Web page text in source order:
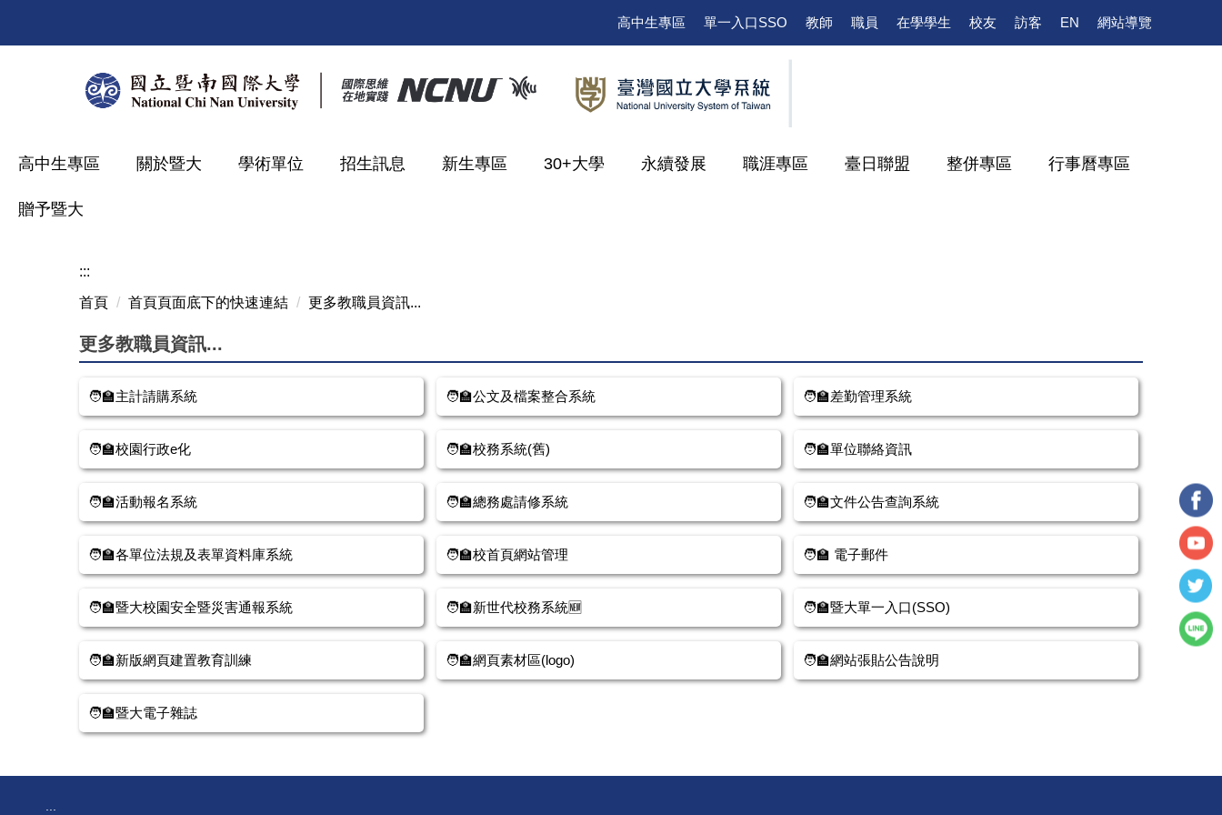
高中生專區 單一入口SSO 教師 職員 在學學生 校友 訪客 EN 網站導覽
高中生專區 關於暨大 學術單位 招生訊息 新生專區 30+大學 永續發展 職涯專區 臺日聯盟 整併專區 行事曆專區
贈予暨大
:::
首頁
首頁頁面底下的快速連結 更多教職員資訊...
更多教職員資訊...
🧑‍🏫主計請購系統 🧑‍🏫公文及檔案整合系統 🧑‍🏫差勤管理系統
🧑‍🏫校園行政e化 🧑‍🏫校務系統(舊) 🧑‍🏫單位聯絡資訊
🧑‍🏫活動報名系統 🧑‍🏫總務處請修系統 🧑‍🏫文件公告查詢系統
🧑‍🏫各單位法規及表單資料庫系統 🧑‍🏫校首頁網站管理 🧑‍🏫 電子郵件
🧑‍🏫暨大校園安全暨災害通報系統 🧑‍🏫新世代校務系統🆕 🧑‍🏫暨大單一入口(SSO)
🧑‍🏫新版網頁建置教育訓練 🧑‍🏫網頁素材區(logo) 🧑‍🏫網站張貼公告說明
🧑‍🏫暨大電子雜誌
:::